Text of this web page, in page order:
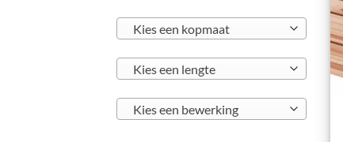
Kies een kopmaat
Kies een lengte
Kies een bewerking